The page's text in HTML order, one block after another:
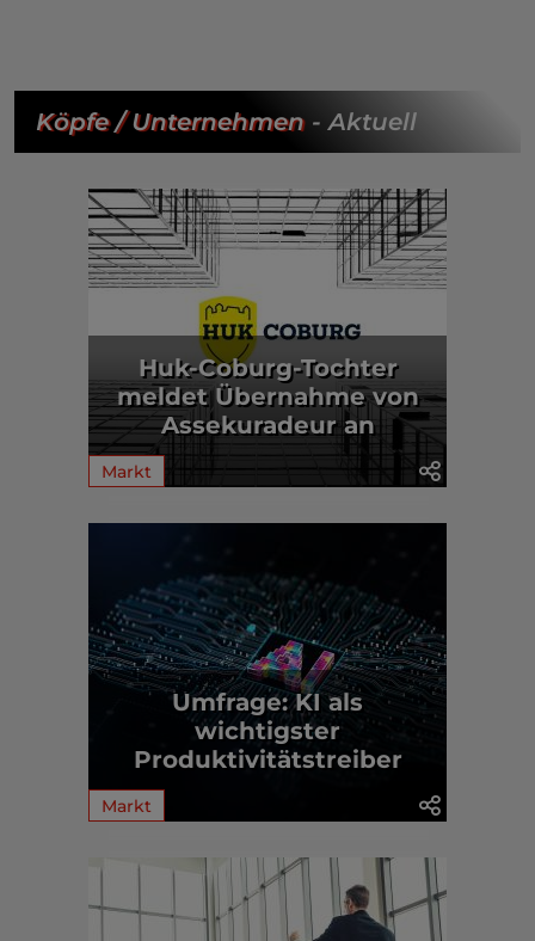
Köpfe / Unternehmen- Aktuell
Huk-Coburg-Tochter
meldet Übernahme von
Assekuradeur an
Markt
Umfrage: KI als
wichtigster
Produktivitätstreiber
Markt